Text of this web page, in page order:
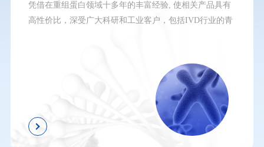
凭借在重组蛋白领域十多年的丰富经验, 使相关产品具有
高性价比，深受广大科研和工业客户，包括IVD行业的青